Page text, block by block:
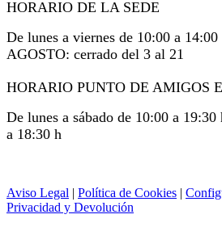
HORARIO DE LA SEDE
De lunes a viernes de 10:00 a 14:00
AGOSTO: cerrado del 3 al 21
HORARIO PUNTO DE AMIGOS
De lunes a sábado de 10:00 a
a 18:30 h
Aviso Legal | Política de Cookies |
Privacidad y Devolución